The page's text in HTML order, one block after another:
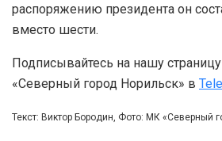
распоряжению президента он
вместо шести.
Подписывайтесь на нашу
«Северный город Норильск» в
Текст: Виктор Бородин, Фото: МК «Северный